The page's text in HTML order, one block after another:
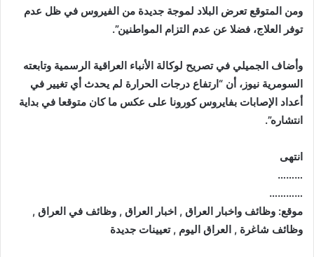
ومن المتوقع تعرض البلاد لموجة جديدة من الفيروس في ظل عدم
توفر العلاج، فضلا عن عدم التزام المواطنين”.
وأضاف الجميلي في تصريح لوكالة الأنباء العراقية الرسمية وتابعته
السومرية نيوز، أن “ارتفاع درجات الحرارة لم يحدث أي تغيير في
أعداد الإصابات بفايروس كورونا على عكس ما كان متوقعا في بداية
انتشاره”.
انتهى
………
…………
موقع: وظائف واخبار العراق , اخبار العراق , وظائف في العراق ,
وظائف شاغرة , العراق اليوم , تعيينات جديدة